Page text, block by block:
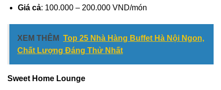
Giá cả: 100.000 – 200.000 VND/món
XEM THÊM Top 25 Nhà Hàng Buffet Hà Nội Ngon,
Chất Lượng Đáng Thử Nhất
Sweet Home Lounge